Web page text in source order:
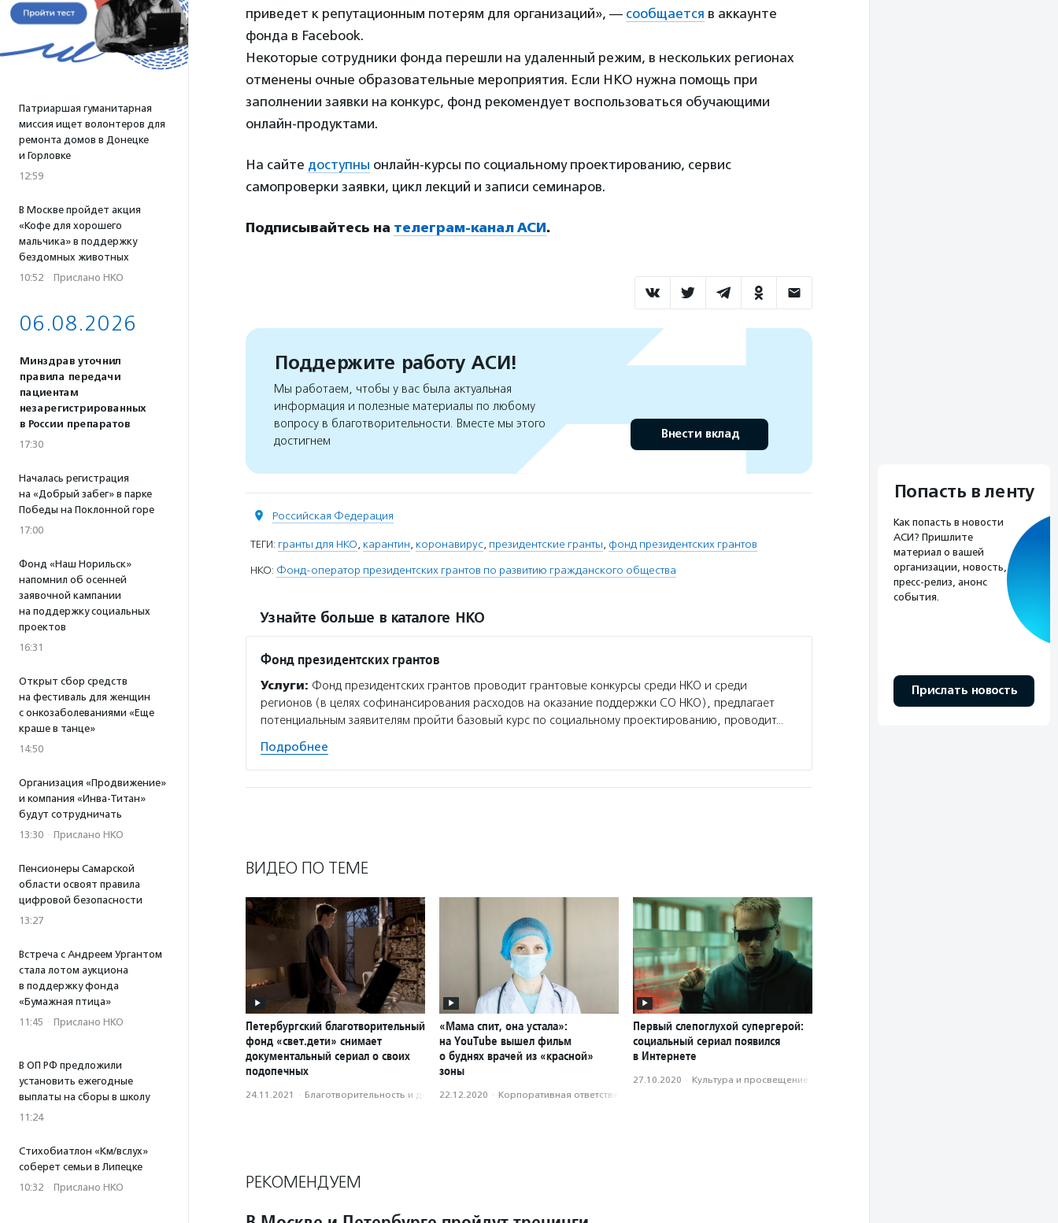
Патриаршая гуманитарная
миссия ищет волонтеров для
ремонта домов в Донецке
и Горловке
12:59
В Москве пройдет акция
«Кофе для хорошего
мальчика» в поддержку
бездомных животных
10:52 · Прислано НКО
06.08.2026
Минздрав уточнил
правила передачи
пациентам
незарегистрированных
в России препаратов
17:30
Началась регистрация
на «Добрый забег» в парке
Победы на Поклонной горе
17:00
Фонд «Наш Норильск»
напомнил об осенней
заявочной кампании
на поддержку социальных
проектов
16:31
Открыт сбор средств
на фестиваль для женщин
с онкозаболеваниями «Еще
краше в танце»
14:50
Организация «Продвижение»
и компания «Инва-Титан»
будут сотрудничать
13:30 · Прислано НКО
Пенсионеры Самарской
области освоят правила
цифровой безопасности
13:27
Встреча с Андреем Ургантом
стала лотом аукциона
в поддержку фонда
«Бумажная птица»
11:45 · Прислано НКО
В ОП РФ предложили
установить ежегодные
выплаты на сборы в школу
11:24
Стихобиатлон «Км/вслух»
соберет семьи в Липецке
10:32 · Прислано НКО
приведет к репутационным потерям для организаций», — сообщается в аккаунте
фонда в Facebook.
Некоторые сотрудники фонда перешли на удаленный режим, в нескольких регионах
отменены очные образовательные мероприятия. Если НКО нужна помощь при
заполнении заявки на конкурс, фонд рекомендует воспользоваться обучающими
онлайн-продуктами.
На сайте доступны онлайн-курсы по социальному проектированию, сервис
самопроверки заявки, цикл лекций и записи семинаров.
Подписывайтесь на телеграм-канал АСИ.
Поддержите работу АСИ!
Мы работаем, чтобы у вас была актуальная
информация и полезные материалы по любому
вопросу в благотворительности. Вместе мы этого
достигнем
Внести вклад
Российская Федерация
ТЕГИ: гранты для НКО, карантин, коронавирус, президентские гранты, фонд президентских грантов
НКО: Фонд-оператор президентских грантов по развитию гражданского общества
Узнайте больше в каталоге НКО
Фонд президентских грантов
Услуги: Фонд президентских грантов проводит грантовые конкурсы среди НКО и среди
регионов (в целях софинансирования расходов на оказание поддержки СО НКО), предлагает
потенциальным заявителям пройти базовый курс по социальному проектированию, проводит…
Подробнее
ВИДЕО ПО ТЕМЕ
Петербургский благотворительный
фонд «свет.дети» снимает
документальный сериал о своих
подопечных
24.11.2021 · Благотвори­тель­ность и доброволь­чест­во
«Мама спит, она устала»:
на YouTube вышел фильм
о буднях врачей из «красной»
зоны
22.12.2020 · Корпоративная ответственность
Первый слепоглухой супергерой:
социальный сериал появился
в Интернете
27.10.2020 · Культура и просвещение
РЕКОМЕНДУЕМ
Попасть в ленту
Как попасть в новости
АСИ? Пришлите
материал о вашей
организации, новость,
пресс-релиз, анонс
события.
Прислать новость